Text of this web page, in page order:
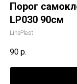
Порог
LP030 90см
LinePlast
90 р.